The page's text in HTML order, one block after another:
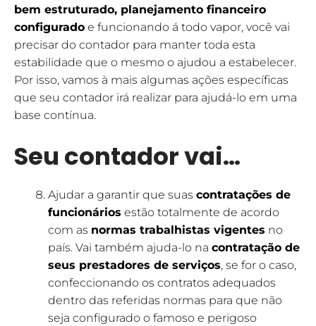
bem estruturado, planejamento financeiro
configurado e funcionando á todo vapor, você vai
precisar do contador para manter toda esta
estabilidade que o mesmo o ajudou a estabelecer.
Por isso, vamos à mais algumas ações específicas
que seu contador irá realizar para ajudá-lo em uma
base contínua.
Seu contador vai…
Ajudar a garantir que suas contratações de
funcionários estão totalmente de acordo
com as normas trabalhistas vigentes no
país. Vai também ajuda-lo na contratação de
seus prestadores de serviços, se for o caso,
confeccionando os contratos adequados
dentro das referidas normas para que não
seja configurado o famoso e perigoso